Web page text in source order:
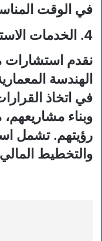
في الوقت
4. الخدمات الاستشارية
نقدم استشارات
الهندسة
في اتخاذ
وبناء
رؤيتهم. تشمل
والتخطيط